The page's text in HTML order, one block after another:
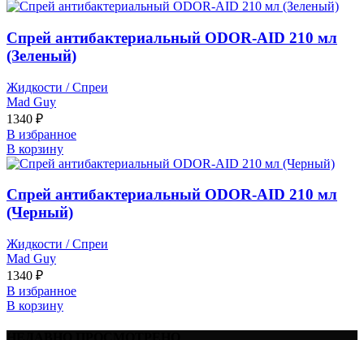
Спрей антибактериальный ODOR-AID 210 мл
(Зеленый)
Жидкости / Спреи
Mad Guy
1340 ₽
В избранное
В корзину
Спрей антибактериальный ODOR-AID 210 мл
(Черный)
Жидкости / Спреи
Mad Guy
1340 ₽
В избранное
В корзину